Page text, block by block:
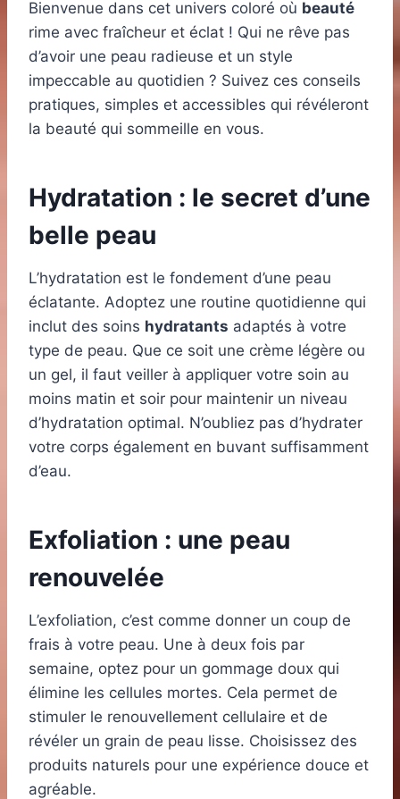
Bienvenue dans cet univers coloré où beauté
rime avec fraîcheur et éclat ! Qui ne rêve pas
d’avoir une peau radieuse et un style
impeccable au quotidien ? Suivez ces conseils
pratiques, simples et accessibles qui révéleront
la beauté qui sommeille en vous.
Hydratation : le secret d’une
belle peau
L’hydratation est le fondement d’une peau
éclatante. Adoptez une routine quotidienne qui
inclut des soins hydratants adaptés à votre
type de peau. Que ce soit une crème légère ou
un gel, il faut veiller à appliquer votre soin au
moins matin et soir pour maintenir un niveau
d’hydratation optimal. N’oubliez pas d’hydrater
votre corps également en buvant suffisamment
d’eau.
Exfoliation : une peau
renouvelée
L’exfoliation, c’est comme donner un coup de
frais à votre peau. Une à deux fois par
semaine, optez pour un gommage doux qui
élimine les cellules mortes. Cela permet de
stimuler le renouvellement cellulaire et de
révéler un grain de peau lisse. Choisissez des
produits naturels pour une expérience douce et
agréable.